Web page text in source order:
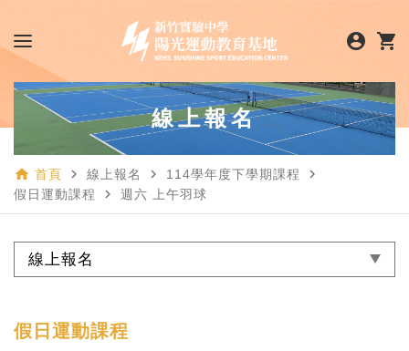
account_circle shopping_cart
線上報名
home 首頁 navigate_next 線上報名 navigate_next 114學年度下學期課程 navigate_next
假日運動課程 navigate_next 週六 上午羽球
線上報名
假日運動課程